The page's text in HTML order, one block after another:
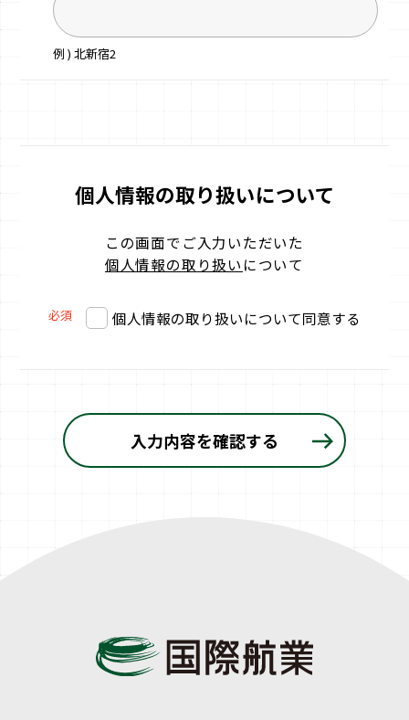
例 ) 北新宿2
個人情報の取り扱いについて
この画面でご入力いただいた
個人情報の取り扱い について
必須 個人情報の取り扱いについて同意する
入力内容を確認する